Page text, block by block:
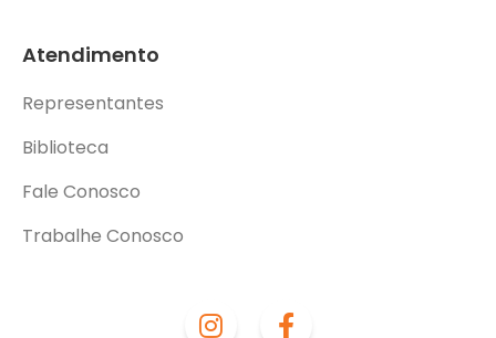
Atendimento
Representantes
Biblioteca
Fale Conosco
Trabalhe Conosco